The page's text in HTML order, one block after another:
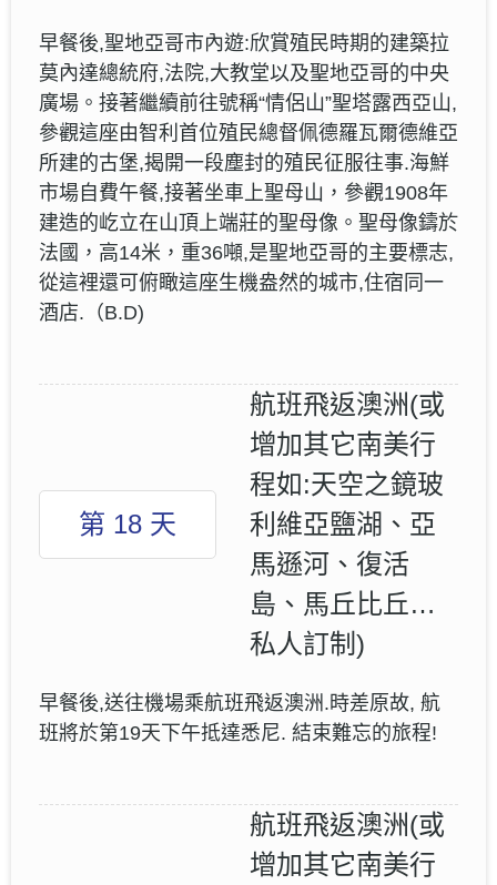
早餐後,聖地亞哥市內遊:欣賞殖民時期的建築拉
莫內達總統府,法院,大教堂以及聖地亞哥的中央
廣場。接著繼續前往號稱“情侶山”聖塔露西亞山,
參觀這座由智利首位殖民總督佩德羅瓦爾德維亞
所建的古堡,揭開一段塵封的殖民征服往事.海鮮
市場自費午餐,接著坐車上聖母山，參觀1908年
建造的屹立在山頂上端莊的聖母像。聖母像鑄於
法國，高14米，重36噸,是聖地亞哥的主要標志,
從這裡還可俯瞰這座生機盎然的城市,住宿同一
酒店.（B.D)
第 18 天
航班飛返澳洲(或
增加其它南美行
程如:天空之鏡玻
利維亞鹽湖、亞
馬遜河、復活
島、馬丘比丘…
私人訂制)
早餐後,送往機場乘航班飛返澳洲.時差原故, 航
班將於第19天下午抵達悉尼. 結束難忘的旅程!
航班飛返澳洲(或
增加其它南美行